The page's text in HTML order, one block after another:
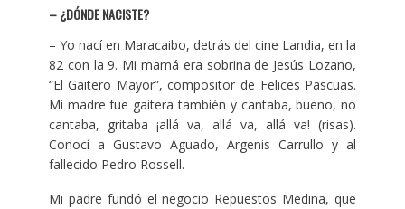
– ¿DÓNDE NACISTE?
– Yo nací en Maracaibo, detrás del cine Landia, en la
82 con la 9. Mi mamá era sobrina de Jesús Lozano,
“El Gaitero Mayor”, compositor de Felices Pascuas.
Mi madre fue gaitera también y cantaba, bueno, no
cantaba, gritaba ¡allá va, allá va, allá va! (risas).
Conocí a Gustavo Aguado, Argenis Carrullo y al
fallecido Pedro Rossell.
Mi padre fundó el negocio Repuestos Medina, que